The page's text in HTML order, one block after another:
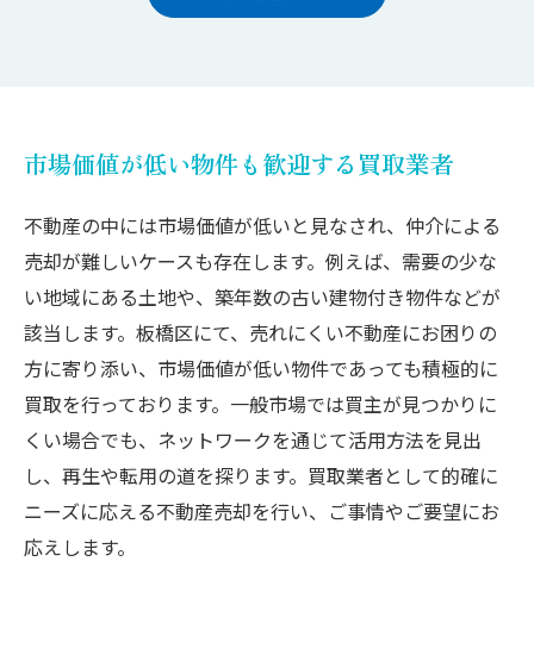
市場価値が低い物件も歓迎する買取業者
不動産の中には市場価値が低いと見なされ、仲介による
売却が難しいケースも存在します。例えば、需要の少な
い地域にある土地や、築年数の古い建物付き物件などが
該当します。板橋区にて、売れにくい不動産にお困りの
方に寄り添い、市場価値が低い物件であっても積極的に
買取を行っております。一般市場では買主が見つかりに
くい場合でも、ネットワークを通じて活用方法を見出
し、再生や転用の道を探ります。買取業者として的確に
ニーズに応える不動産売却を行い、ご事情やご要望にお
応えします。